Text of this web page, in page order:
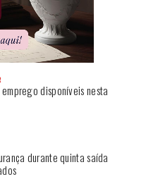
disponíveis nesta
durante quinta saída